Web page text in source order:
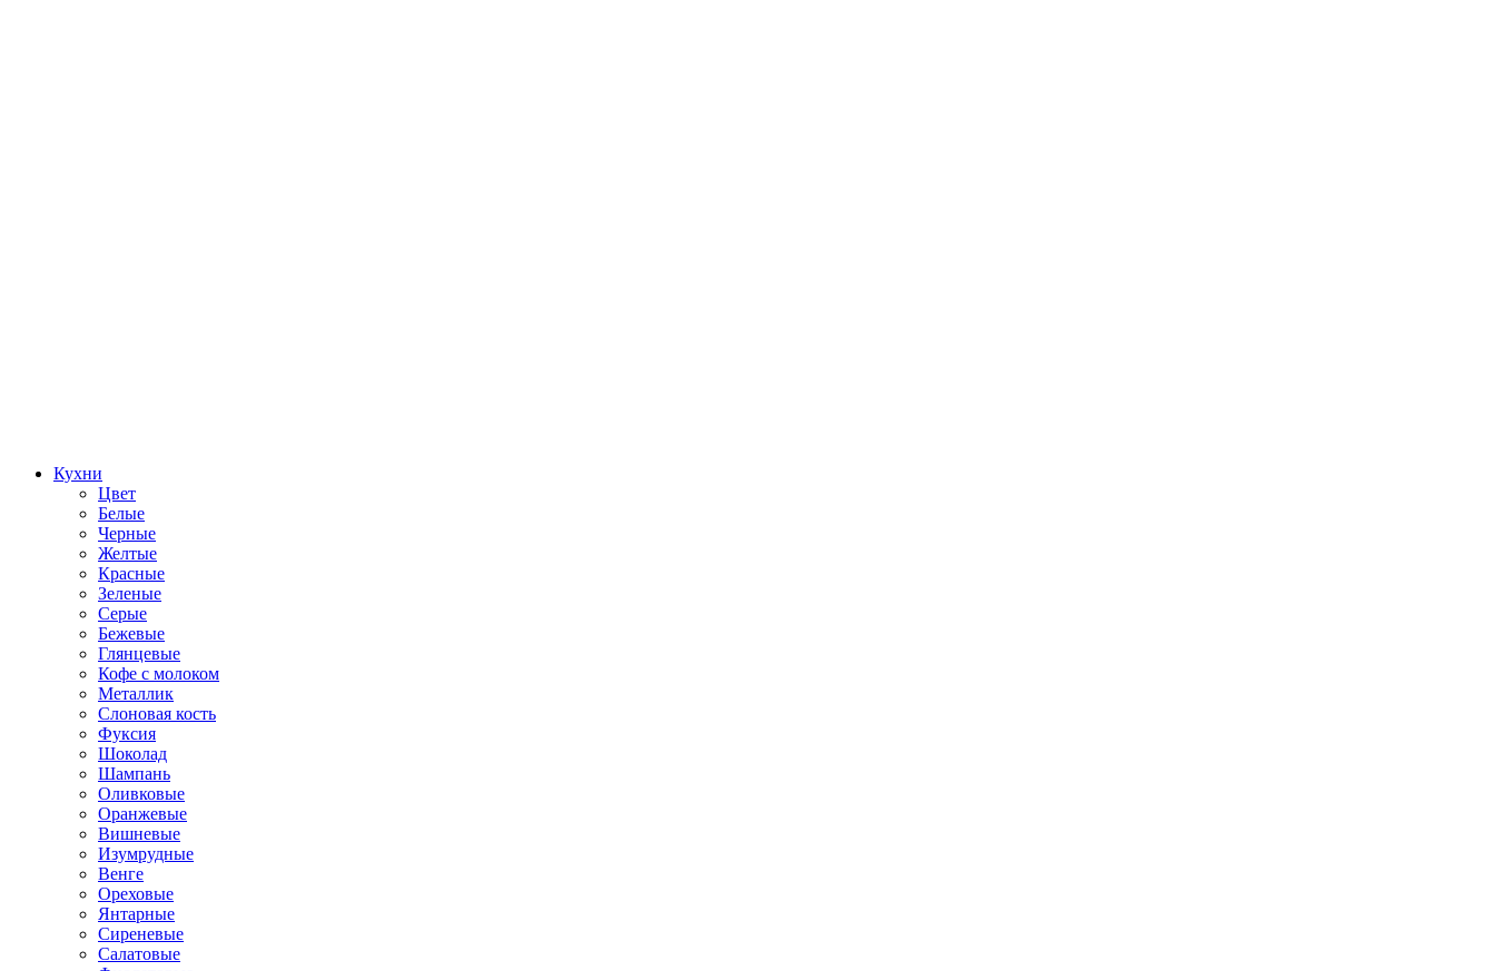
Кухни
Цвет
Белые
Черные
Желтые
Красные
Зеленые
Серые
Бежевые
Глянцевые
Кофе с молоком
Металлик
Слоновая кость
Фуксия
Шоколад
Шампань
Оливковые
Оранжевые
Вишневые
Изумрудные
Венге
Ореховые
Янтарные
Сиреневые
Салатовые